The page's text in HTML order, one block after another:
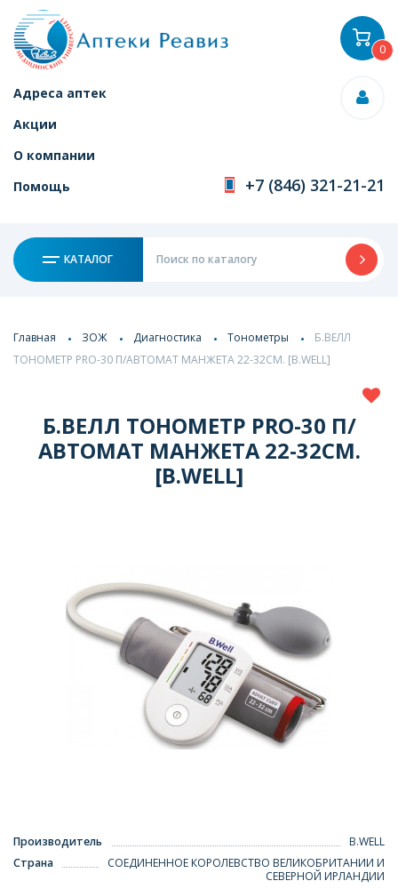
Адреса аптек
Акции
О компании
Помощь
+7 (846) 321-21-21
КАТАЛОГ
0
Главная ЗОЖ Диагностика Тонометры
Б.ВЕЛЛ
ТОНОМЕТР PRO-30 П/АВТОМАТ МАНЖЕТА 22-32СМ. [B.WELL]
Б.ВЕЛЛ ТОНОМЕТР PRO-30 П/
АВТОМАТ МАНЖЕТА 22-32СМ.
[B.WELL]
Производитель
B.WELL
Страна
СОЕДИНЕННОЕ КОРОЛЕВСТВО ВЕЛИКОБРИТАНИИ И
СЕВЕРНОЙ ИРЛАНДИИ